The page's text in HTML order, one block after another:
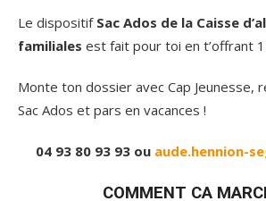
Le dispositif Sac Ados de la Caisse
familiales est fait pour toi en t’offrant
Monte ton dossier avec Cap Jeunesse,
Sac Ados et pars en vacances !
04 93 80 93 93 ou aude.hennion-
COMMENT CA